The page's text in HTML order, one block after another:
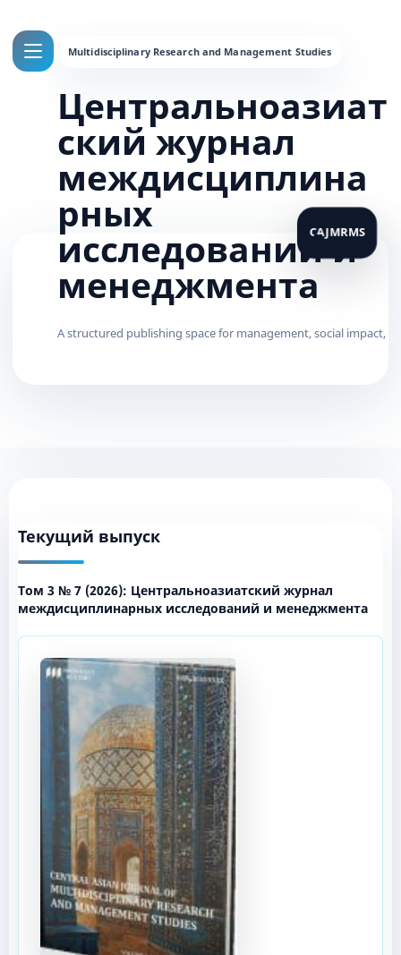
Центральноазиат
ский журнал
междисциплина
рных
исследований и
менеджмента
Текущий выпуск
Том 3 № 7 (2026): Центральноазиатский журнал
междисциплинарных исследований и менеджмента